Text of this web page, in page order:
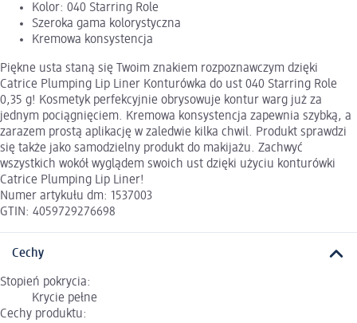
Kolor: 040 Starring Role
Szeroka gama kolorystyczna
Kremowa konsystencja
Piękne usta staną się Twoim znakiem rozpoznawczym dzięki
Catrice Plumping Lip Liner Konturówka do ust 040 Starring Role
0,35 g! Kosmetyk perfekcyjnie obrysowuje kontur warg już za
jednym pociągnięciem. Kremowa konsystencja zapewnia szybką, a
zarazem prostą aplikację w zaledwie kilka chwil. Produkt sprawdzi
się także jako samodzielny produkt do makijażu. Zachwyć
wszystkich wokół wyglądem swoich ust dzięki użyciu konturówki
Catrice Plumping Lip Liner!
Numer artykułu dm: 1537003
GTIN: 4059729276698
Cechy
Stopień pokrycia:
Krycie pełne
Cechy produktu: